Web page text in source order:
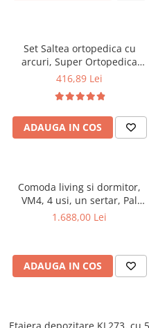
Set Saltea ortopedica cu
arcuri, Super Ortopedica
Sofia, 90x200x20cm, fermitate
Bonell, fata vara-iarna, sistem
aerisire cu butoni, Saltex plus
perna matlasata, antialergica,
50x70cm
416,89 Lei
ADAUGA IN COS
Comoda living si dormitor,
VM4, 4 usi, un sertar, Pal
melaminat, cu insertii MDF,
1.688,00 Lei
ADAUGA IN COS